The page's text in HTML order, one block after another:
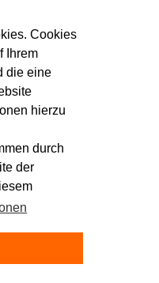
Cookies
Ihrem
die eine
hierzu
durch
der